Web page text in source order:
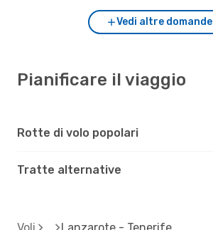
Vedi altre domande
Pianificare il viaggio
Rotte di volo popolari
Tratte alternative